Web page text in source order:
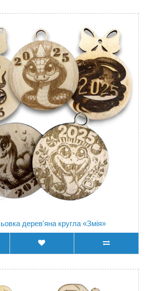
дерев'яна кругла «Змія»